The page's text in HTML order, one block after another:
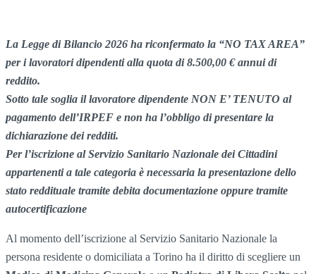
La Legge di Bilancio 2026 ha riconfermato la “NO TAX AREA”
per i lavoratori dipendenti alla quota di 8.500,00 € annui di
reddito.
Sotto tale soglia il lavoratore dipendente NON E’ TENUTO al
pagamento dell’IRPEF e non ha l’obbligo di presentare la
dichiarazione dei redditi.
Per l’iscrizione al Servizio Sanitario Nazionale dei Cittadini
appartenenti a tale categoria è necessaria la presentazione dello
stato reddituale tramite debita documentazione oppure tramite
autocertificazione
Al momento dell’iscrizione al Servizio Sanitario Nazionale la
persona residente o domiciliata a Torino ha il diritto di scegliere un